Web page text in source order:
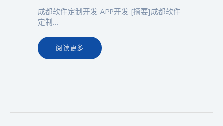
成都软件定制开发 APP开发 [摘要]成都软件
定制…
阅读更多